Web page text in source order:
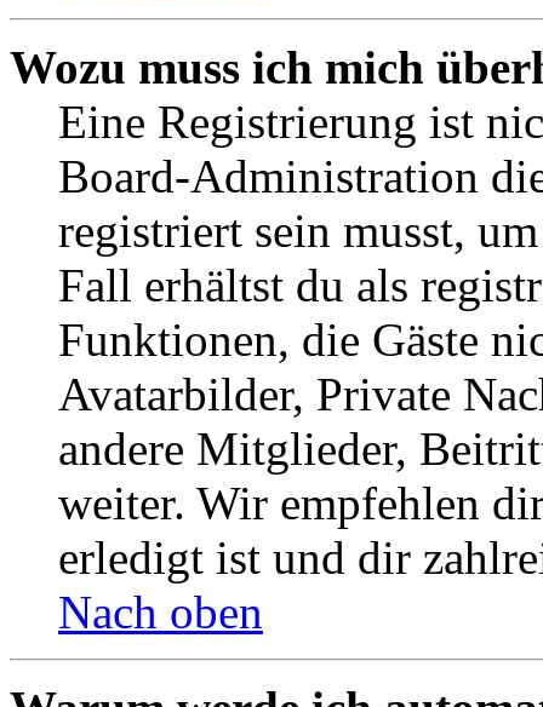
Wozu muss ich mich
Eine Registrierung ist
Board-Administration
registriert sein musst,
Fall erhältst du als
Funktionen, die Gäste
Avatarbilder, Private
andere Mitglieder,
weiter. Wir empfehlen
erledigt ist und dir
Nach oben